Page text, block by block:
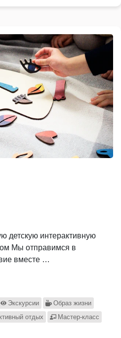
детскую интерактивную
Мы отправимся в
вместе …
Экскурсии
Образ жизни
отдых
Мастер-класс